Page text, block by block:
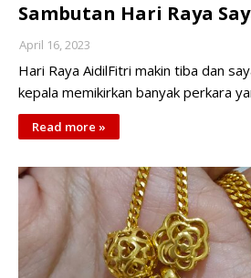
Sambutan Hari Raya
April 16, 2023
Hari Raya AidilFitri makin tiba dan
kepala memikirkan banyak perkara
Read more »